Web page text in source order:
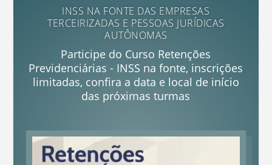
INSS NA FONTE DAS EMPRESAS
TERCEIRIZADAS E PESSOAS JURÍDICAS
AUTÔNOMAS
Participe do Curso Retenções
Previdenciárias - INSS na fonte, inscrições
limitadas, confira a data e local de início
das próximas turmas